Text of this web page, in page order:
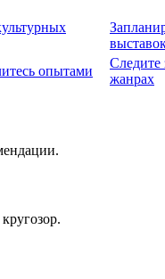
опытами
жанрах